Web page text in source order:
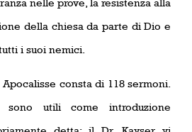
della chiesa da parte di Dio e
i suoi nemici.
consta di 118 sermoni.
utili come introduzione